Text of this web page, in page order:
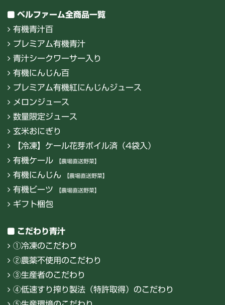
ベルファーム全商品一覧
有機青汁百
プレミアム有機青汁
青汁シークワーサー入り
有機にんじん百
プレミアム有機紅にんじんジュース
メロンジュース
数量限定ジュース
玄米おにぎり
【冷凍】ケール花芽ボイル済（4袋入）
有機ケール
【農場直送野菜】
有機にんじん 【農場直送野菜】
有機ビーツ 【農場直送野菜】
ギフト梱包
こだわり青汁
①冷凍のこだわり
②農薬不使用のこだわり
③生産者のこだわり
④低速すり搾り製法（特許取得）のこだわり